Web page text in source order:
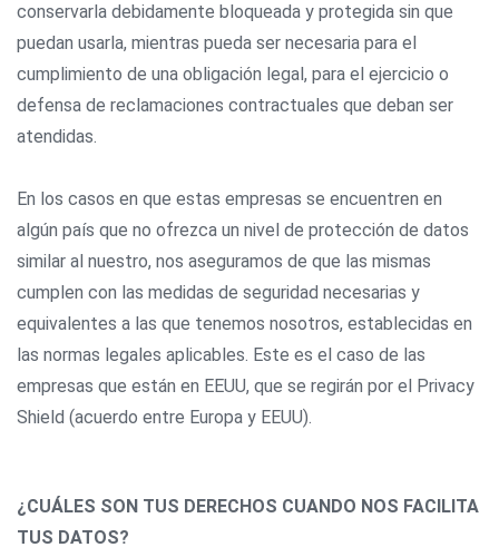
conservarla debidamente bloqueada y protegida sin que
puedan usarla, mientras pueda ser necesaria para el
cumplimiento de una obligación legal, para el ejercicio o
defensa de reclamaciones contractuales que deban ser
atendidas.
En los casos en que estas empresas se encuentren en
algún país que no ofrezca un nivel de protección de datos
similar al nuestro, nos aseguramos de que las mismas
cumplen con las medidas de seguridad necesarias y
equivalentes a las que tenemos nosotros, establecidas en
las normas legales aplicables. Este es el caso de las
empresas que están en EEUU, que se regirán por el Privacy
Shield (acuerdo entre Europa y EEUU).
¿CUÁLES SON TUS DERECHOS CUANDO NOS FACILITA
TUS DATOS?